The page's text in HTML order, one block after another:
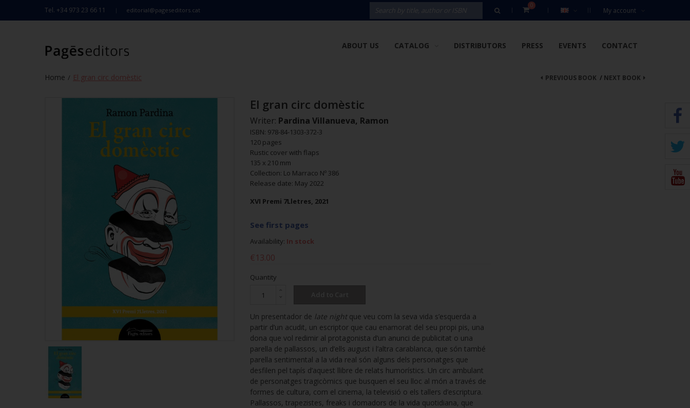
Tel. +34 973 23 66 11 editorial@pageseditors.cat My account
0
ABOUT US CATALOG DISTRIBUTORS PRESS EVENTS CONTACT
Home / El gran circ domèstic NEXT BOOK
PREVIOUS BOOK /
El gran circ domèstic
Writer: Pardina Villanueva, Ramon
ISBN: 978-84-1303-372-3
120 pages
Rustic cover with flaps
135 x 210 mm
Collection: Lo Marraco Nº 386
Release date: May 2022
XVI Premi 7Lletres, 2021
See first pages
Availability: In stock
€13.00
Quantity
Un presentador de late night que veu com la seva vida s’esquerda a
partir d’un acudit, un escriptor que cau enamorat del seu propi pis, una
dona que vol redimir al protagonista d’un anunci de publicitat o una
parella de pallassos, un d’ells august i l’altra carablanca, que són també
parella sentimental a la vida real són alguns dels personatges que
desfilen pel tapís d’aquest llibre de relats humorístics. Un circ ambulant
de personatges tragicòmics que busquen el seu lloc al món a través de
formes de cultura, com el cinema, la televisió o els tallers d’escriptura.
Pallassos, trapezistes, freaks i domadors de la vida quotidiana, que